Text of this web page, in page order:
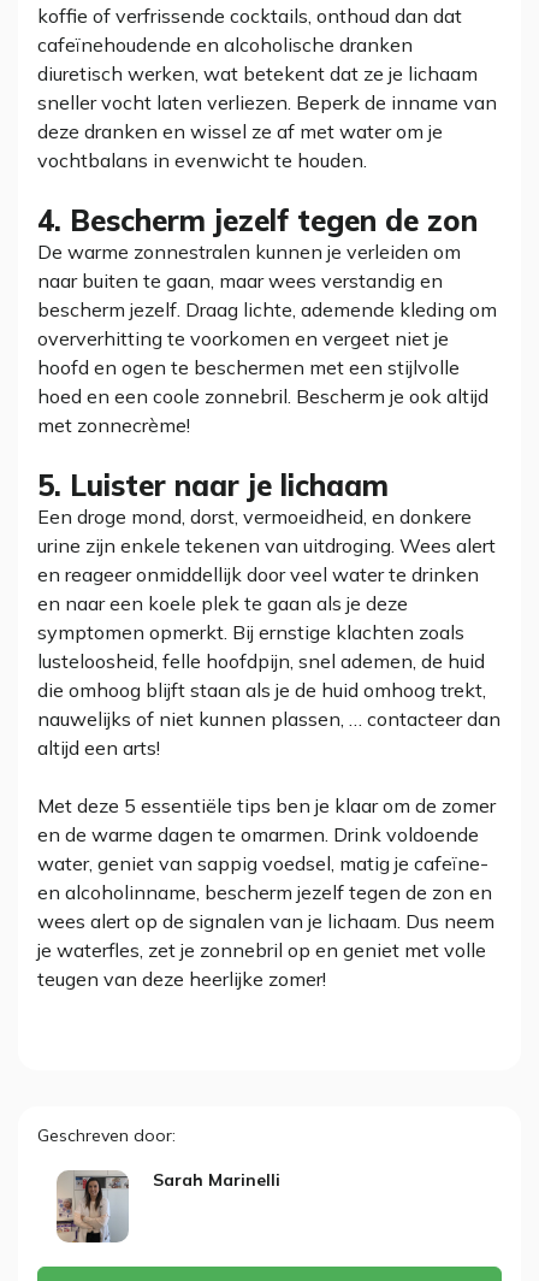
koffie of verfrissende cocktails, onthoud dan dat
cafeïnehoudende en alcoholische dranken
diuretisch werken, wat betekent dat ze je lichaam
sneller vocht laten verliezen. Beperk de inname van
deze dranken en wissel ze af met water om je
vochtbalans in evenwicht te houden.
4. Bescherm jezelf tegen de zon
De warme zonnestralen kunnen je verleiden om
naar buiten te gaan, maar wees verstandig en
bescherm jezelf. Draag lichte, ademende kleding om
oververhitting te voorkomen en vergeet niet je
hoofd en ogen te beschermen met een stijlvolle
hoed en een coole zonnebril. Bescherm je ook altijd
met zonnecrème!
5. Luister naar je lichaam
Een droge mond, dorst, vermoeidheid, en donkere
urine zijn enkele tekenen van uitdroging. Wees alert
en reageer onmiddellijk door veel water te drinken
en naar een koele plek te gaan als je deze
symptomen opmerkt. Bij ernstige klachten zoals
lusteloosheid, felle hoofdpijn, snel ademen, de huid
die omhoog blijft staan als je de huid omhoog trekt,
nauwelijks of niet kunnen plassen, … contacteer dan
altijd een arts!
Met deze 5 essentiële tips ben je klaar om de zomer
en de warme dagen te omarmen. Drink voldoende
water, geniet van sappig voedsel, matig je cafeïne-
en alcoholinname, bescherm jezelf tegen de zon en
wees alert op de signalen van je lichaam. Dus neem
je waterfles, zet je zonnebril op en geniet met volle
teugen van deze heerlijke zomer!
Geschreven door
Sarah Marinelli